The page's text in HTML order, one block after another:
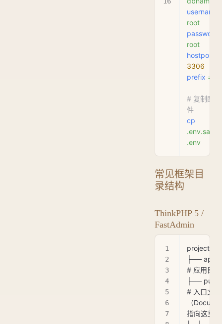
username
root
password
root
hostport
3306
prefix =
# 复制配
件
cp
.env
常见框架目
录结构
ThinkPHP 5 /
FastAdmin
project/
├──
# 应用目录
├──
# 入口文件
（
指向这里）